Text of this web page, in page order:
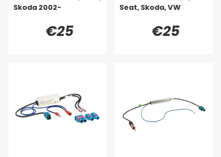
Skoda 2002-
€25
Seat, Skoda, VW
€25